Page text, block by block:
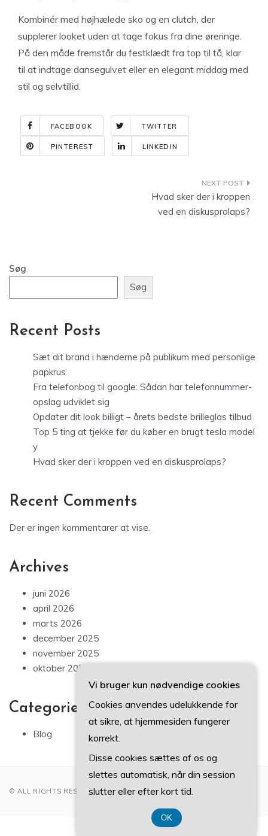
Kombinér med højhælede sko og en clutch, der
supplerer looket uden at tage fokus fra dine øreringe.
På den måde fremstår du festklædt fra top til tå, klar
til at indtage dansegulvet eller en elegant middag med
stil og selvtillid.
FACEBOOK TWITTER
PINTEREST LINKEDIN
Hvad sker der i kroppen
ved en diskusprolaps?
Søg
Søg
Recent Posts
Sæt dit brand i hænderne på publikum med personlige
papkrus
Fra telefonbog til google: Sådan har telefonnummer-
opslag udviklet sig
Opdater dit look billigt – årets bedste brilleglas tilbud
Top 5 ting at tjekke før du køber en brugt tesla model
y
Hvad sker der i kroppen ved en diskusprolaps?
Recent Comments
Der er ingen kommentarer at vise.
Archives
juni 2026
april 2026
marts 2026
december 2025
november 2025
oktober 2025
Categories
Blog
© ALL RIGHTS RESERVED 2022
Vi bruger kun nødvendige cookies
Cookies anvendes udelukkende for
at sikre, at hjemmesiden fungerer
korrekt.
Disse cookies sættes af os og
slettes automatisk, når din session
slutter eller efter kort tid.
OK